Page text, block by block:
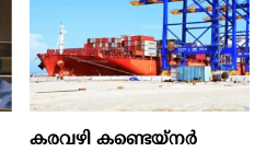
കരവഴി കണ്ടെയ്നർ